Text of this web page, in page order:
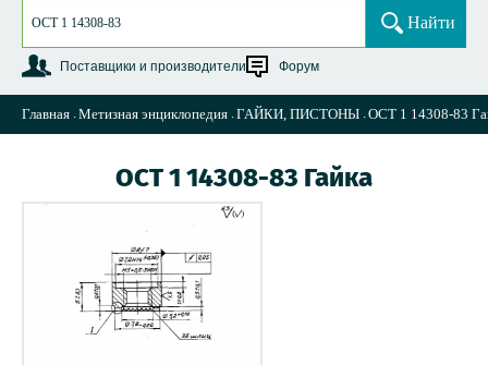
Поставщики и производители Форум
Найти
Главная Метизная энциклопедия ГАЙКИ, ПИСТОНЫ ОСТ 1 14308-83
ОСТ 1 14308-83 Гайка